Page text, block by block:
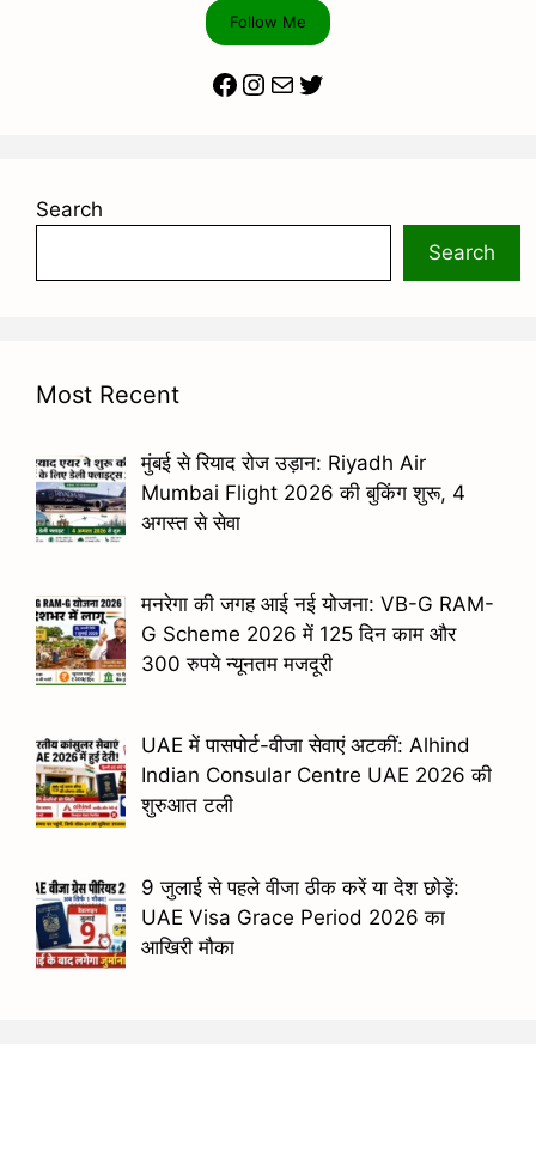
Follow Me
Facebook
Instagram
MailTwitter
Search
Search
Most Recent
मुंबई से रियाद रोज उड़ान: Riyadh Air
Mumbai Flight 2026 की बुकिंग शुरू, 4
अगस्त से सेवा
मनरेगा की जगह आई नई योजना: VB-G RAM-
G Scheme 2026 में 125 दिन काम और
300 रुपये न्यूनतम मजदूरी
UAE में पासपोर्ट-वीजा सेवाएं अटकीं: Alhind
Indian Consular Centre UAE 2026 की
शुरुआत टली
9 जुलाई से पहले वीजा ठीक करें या देश छोड़ें:
UAE Visa Grace Period 2026 का
आखिरी मौका